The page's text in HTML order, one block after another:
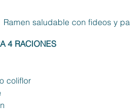
Ramen saludable con fideos y
4 RACIONES
coliflor